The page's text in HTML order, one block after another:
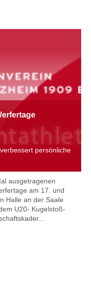
persönliche
ausgetragenen
am 17. und
Halle an der Saale
U20- Kugelstoß-